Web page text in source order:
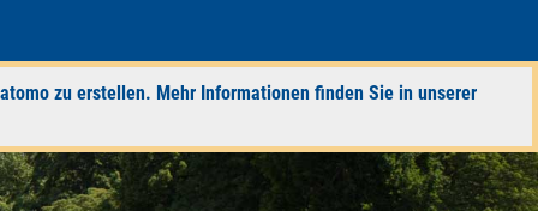
zu erstellen. Mehr Informationen finden Sie in unserer